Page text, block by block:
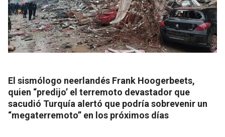
El sismólogo neerlandés Frank Hoogerbeets,
quien “predijo’ el terremoto devastador que
sacudió Turquía alertó que podría sobrevenir un
“megaterremoto” en los próximos días